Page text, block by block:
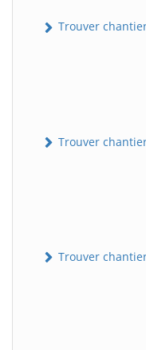
Trouver
Trouver
Trouver